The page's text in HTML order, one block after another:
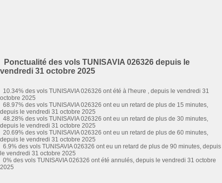
Ponctualité des vols TUNISAVIA 026326 depuis le
vendredi 31 octobre 2025
10.34% des vols TUNISAVIA 026326 ont été à l'heure , depuis le vendredi 31
octobre 2025
68.97% des vols TUNISAVIA 026326 ont eu un retard de plus de 15 minutes,
depuis le vendredi 31 octobre 2025
48.28% des vols TUNISAVIA 026326 ont eu un retard de plus de 30 minutes,
depuis le vendredi 31 octobre 2025
20.69% des vols TUNISAVIA 026326 ont eu un retard de plus de 60 minutes,
depuis le vendredi 31 octobre 2025
6.9% des vols TUNISAVIA 026326 ont eu un retard de plus de 90 minutes, depuis
le vendredi 31 octobre 2025
0% des vols TUNISAVIA 026326 ont été annulés, depuis le vendredi 31 octobre
2025